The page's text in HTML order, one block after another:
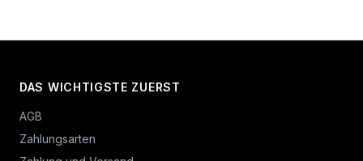
DAS WICHTIGSTE ZUERST
AGB
Zahlungsarten